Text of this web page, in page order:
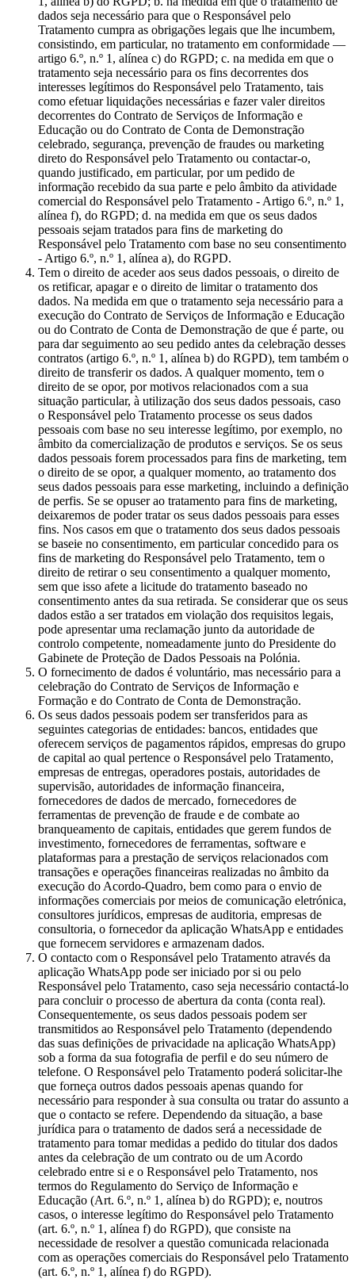
dados seja necessário para que o Responsável pelo
Tratamento cumpra as obrigações legais que lhe incumbem,
consistindo, em particular, no tratamento em conformidade —
artigo 6.º, n.º 1, alínea c) do RGPD; c. na medida em que o
tratamento seja necessário para os fins decorrentes dos
interesses legítimos do Responsável pelo Tratamento, tais
como efetuar liquidações necessárias e fazer valer direitos
decorrentes do Contrato de Serviços de Informação e
Educação ou do Contrato de Conta de Demonstração
celebrado, segurança, prevenção de fraudes ou marketing
direto do Responsável pelo Tratamento ou contactar-o,
quando justificado, em particular, por um pedido de
informação recebido da sua parte e pelo âmbito da atividade
comercial do Responsável pelo Tratamento - Artigo 6.º, n.º 1,
alínea f), do RGPD; d. na medida em que os seus dados
pessoais sejam tratados para fins de marketing do
Responsável pelo Tratamento com base no seu consentimento
- Artigo 6.º, n.º 1, alínea a), do RGPD.
Tem o direito de aceder aos seus dados pessoais, o direito de
os retificar, apagar e o direito de limitar o tratamento dos
dados. Na medida em que o tratamento seja necessário para a
execução do Contrato de Serviços de Informação e Educação
ou do Contrato de Conta de Demonstração de que é parte, ou
para dar seguimento ao seu pedido antes da celebração desses
contratos (artigo 6.º, n.º 1, alínea b) do RGPD), tem também o
direito de transferir os dados. A qualquer momento, tem o
direito de se opor, por motivos relacionados com a sua
situação particular, à utilização dos seus dados pessoais, caso
o Responsável pelo Tratamento processe os seus dados
pessoais com base no seu interesse legítimo, por exemplo, no
âmbito da comercialização de produtos e serviços. Se os seus
dados pessoais forem processados para fins de marketing, tem
o direito de se opor, a qualquer momento, ao tratamento dos
seus dados pessoais para esse marketing, incluindo a definição
de perfis. Se se opuser ao tratamento para fins de marketing,
deixaremos de poder tratar os seus dados pessoais para esses
fins. Nos casos em que o tratamento dos seus dados pessoais
se baseie no consentimento, em particular concedido para os
fins de marketing do Responsável pelo Tratamento, tem o
direito de retirar o seu consentimento a qualquer momento,
sem que isso afete a licitude do tratamento baseado no
consentimento antes da sua retirada. Se considerar que os seus
dados estão a ser tratados em violação dos requisitos legais,
pode apresentar uma reclamação junto da autoridade de
controlo competente, nomeadamente junto do Presidente do
Gabinete de Proteção de Dados Pessoais na Polónia.
O fornecimento de dados é voluntário, mas necessário para a
celebração do Contrato de Serviços de Informação e
Formação e do Contrato de Conta de Demonstração.
Os seus dados pessoais podem ser transferidos para as
seguintes categorias de entidades: bancos, entidades que
oferecem serviços de pagamentos rápidos, empresas do grupo
de capital ao qual pertence o Responsável pelo Tratamento,
empresas de entregas, operadores postais, autoridades de
supervisão, autoridades de informação financeira,
fornecedores de dados de mercado, fornecedores de
ferramentas de prevenção de fraude e de combate ao
branqueamento de capitais, entidades que gerem fundos de
investimento, fornecedores de ferramentas, software e
plataformas para a prestação de serviços relacionados com
transações e operações financeiras realizadas no âmbito da
execução do Acordo-Quadro, bem como para o envio de
informações comerciais por meios de comunicação eletrónica,
consultores jurídicos, empresas de auditoria, empresas de
consultoria, o fornecedor da aplicação WhatsApp e entidades
que fornecem servidores e armazenam dados.
O contacto com o Responsável pelo Tratamento através da
aplicação WhatsApp pode ser iniciado por si ou pelo
Responsável pelo Tratamento, caso seja necessário contactá-lo
para concluir o processo de abertura da conta (conta real).
Consequentemente, os seus dados pessoais podem ser
transmitidos ao Responsável pelo Tratamento (dependendo
das suas definições de privacidade na aplicação WhatsApp)
sob a forma da sua fotografia de perfil e do seu número de
telefone. O Responsável pelo Tratamento poderá solicitar-lhe
que forneça outros dados pessoais apenas quando for
necessário para responder à sua consulta ou tratar do assunto a
que o contacto se refere. Dependendo da situação, a base
jurídica para o tratamento de dados será a necessidade de
tratamento para tomar medidas a pedido do titular dos dados
antes da celebração de um contrato ou de um Acordo
celebrado entre si e o Responsável pelo Tratamento, nos
termos do Regulamento do Serviço de Informação e
Educação (Art. 6.º, n.º 1, alínea b) do RGPD); e, noutros
casos, o interesse legítimo do Responsável pelo Tratamento
(art. 6.º, n.º 1, alínea f) do RGPD), que consiste na
necessidade de resolver a questão comunicada relacionada
com as operações comerciais do Responsável pelo Tratamento
(art. 6.º, n.º 1, alínea f) do RGPD).